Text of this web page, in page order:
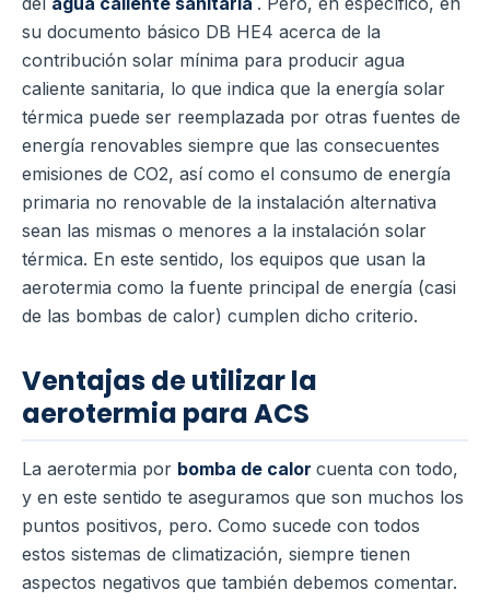
su documento básico DB HE4 acerca de la
contribución solar mínima para producir agua
caliente sanitaria, lo que indica que la energía solar
térmica puede ser reemplazada por otras fuentes de
energía renovables siempre que las consecuentes
emisiones de CO2, así como el consumo de energía
primaria no renovable de la instalación alternativa
sean las mismas o menores a la instalación solar
térmica. En este sentido, los equipos que usan la
aerotermia como la fuente principal de energía (casi
de las bombas de calor) cumplen dicho criterio.
Ventajas de utilizar la
aerotermia para ACS
La aerotermia por bomba de calor cuenta con todo,
y en este sentido te aseguramos que son muchos los
puntos positivos, pero. Como sucede con todos
estos sistemas de climatización, siempre tienen
aspectos negativos que también debemos comentar.